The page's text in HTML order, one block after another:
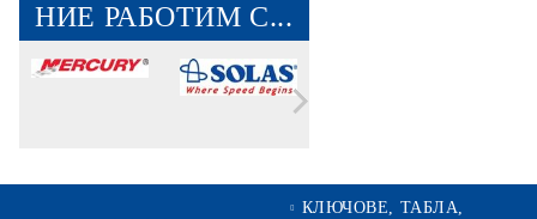
НИЕ РАБОТИМ С...
КЛЮЧОВЕ, ТАБЛА,